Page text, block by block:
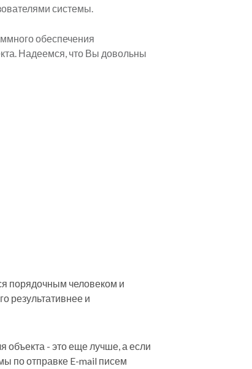
системы.
обеспечения
Надеемся, что Вы довольны
порядочным человеком и
результативнее и
объекта - это еще лучше, а если
по отправке E-mail писем